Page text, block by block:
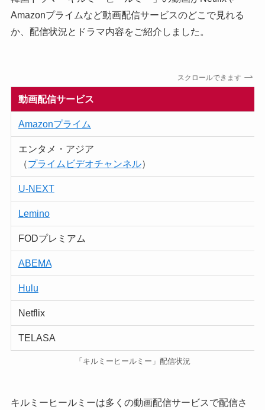
Amazonプライムなど動画配信サービスのどこで見れる
か、配信状況とドラマ内容をご紹介しました。
スクロールできます
動画配信サービス
Amazonプライム
エンタメ・アジア
（プライムビデオチャンネル）
U-NEXT
Lemino
FODプレミアム
ABEMA
Hulu
Netflix
TELASA
「キルミーヒールミー」配信状況
キルミーヒールミーは多くの動画配信サービスで配信さ